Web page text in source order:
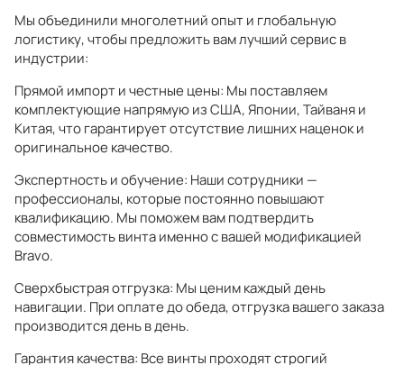
Мы объединили многолетний опыт и глобальную
логистику, чтобы предложить вам лучший сервис в
индустрии:
Прямой импорт и честные цены: Мы поставляем
комплектующие напрямую из США, Японии, Тайваня и
Китая, что гарантирует отсутствие лишних наценок и
оригинальное качество.
Экспертность и обучение: Наши сотрудники —
профессионалы, которые постоянно повышают
квалификацию. Мы поможем вам подтвердить
совместимость винта именно с вашей модификацией
Bravo.
Сверхбыстрая отгрузка: Мы ценим каждый день
навигации. При оплате до обеда, отгрузка вашего заказа
производится день в день.
Гарантия качества: Все винты проходят строгий